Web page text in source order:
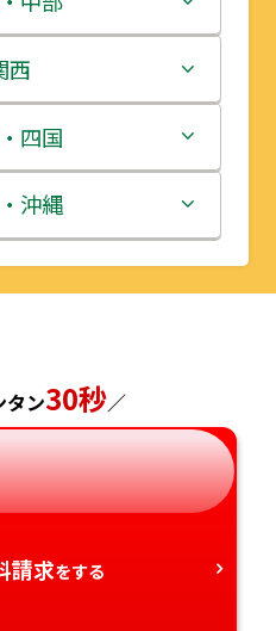
県
県
県
県
県
県
県
県
川県
県
県
県
県
県
県
西
県
県
府
県
県
四国
県
県
県
県
沖縄
県
県
県
タン30秒／
請求をする